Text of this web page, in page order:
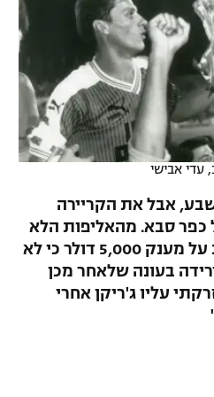
עדי אבישי
אבל את הקריירה
סבא. מהאליפות הלא
צפויה ("חתמו לי בקלות על מענק 5,000 דולר כי לא
בעונה שלאחר מכן
עליו ג'ריקן אחרי